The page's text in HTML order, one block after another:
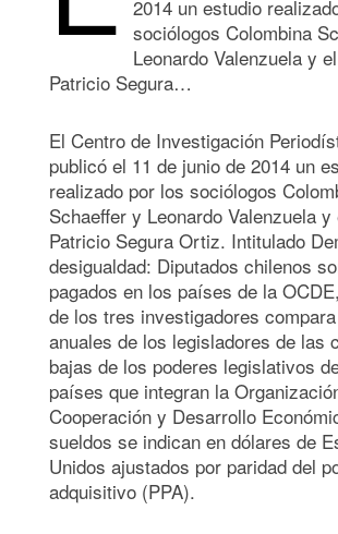
2014 un estudio
sociólogos Colombina
Leonardo Valenzuela y
Patricio Segura…
El Centro de Investigación
publicó el 11 de junio de 2014 un
realizado por los sociólogos
Schaeffer y Leonardo Valenzuela
Patricio Segura Ortiz. Intitulado
desigualdad: Diputados chilenos
pagados en los países de la
de los tres investigadores
anuales de los legisladores de las
bajas de los poderes legislativos
países que integran la
Cooperación y Desarrollo
sueldos se indican en dólares de
Unidos ajustados por paridad del
adquisitivo (PPA).